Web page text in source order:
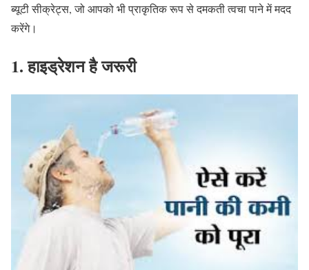
ब्यूटी सीक्रेट्स,जो आपको भी प्राकृतिक रूप से दमकती त्वचा पाने में मदद
करेंगे।
1.हाइड्रेशनहैजरूरी